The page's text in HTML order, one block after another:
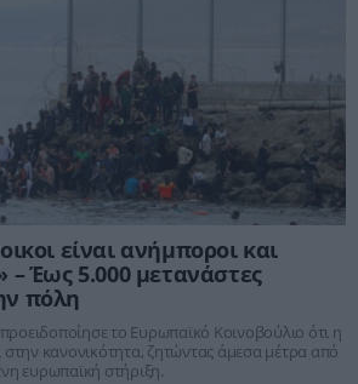
είναι ανήμποροι και
– Έως 5.000 μετανάστες
πόλη
το Ευρωπαϊκό Κοινοβούλιο ότι η
στην κανονικότητα, ζητώντας άμεσα μέτρα από
ευρωπαϊκή στήριξη.